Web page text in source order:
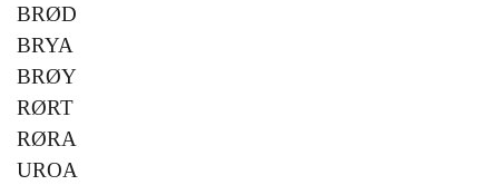
BRØD
BRYA
BRØY
RØRT
RØRA
UROA